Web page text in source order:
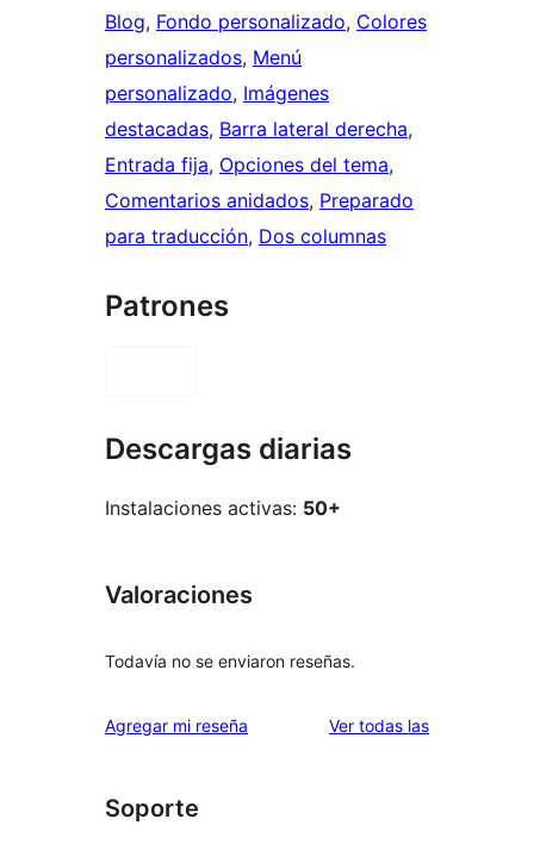
Blog, Fondo personalizado, Colores
personalizados, Menú
personalizado, Imágenes
destacadas, Barra lateral derecha
Entrada fija, Opciones del tema
Comentarios anidados, Preparado
para traducción, Dos columnas
Patrones
Descargas diarias
Instalaciones activas: 50+
Valoraciones
Todavía no se enviaron reseñas.
Agregar mi reseña Ver todas lasreseñas
Soporte